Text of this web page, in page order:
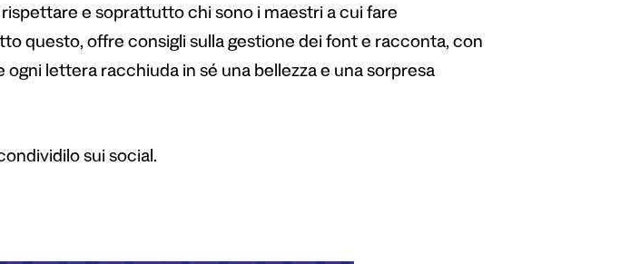
e soprattutto chi sono i maestri a cui fare
questo, offre consigli sulla gestione dei font e racconta, con
ogni lettera racchiuda in sé una bellezza e una sorpresa
sui social.